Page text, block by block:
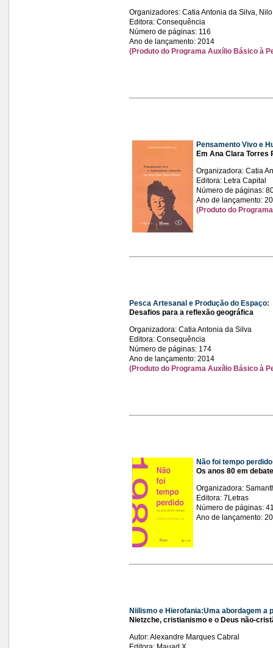
Organizadores: Catia Antonia da Silva,
Editora: Consequência
Número de páginas: 116
Ano de lançamento: 2014
(Produto do Programa Auxílio Básico à
Pensamento Vivo e
Em Ana Clara Torres
Organizadora: Catia
Editora: Letra Capital
Número de páginas:
Ano de lançamento:
(Produto do
Pesca Artesanal e Produção do Espaço:
Desafios para a reflexão geográfica
Organizadora: Catia Antonia da Silva
Editora: Consequência
Número de páginas: 174
Ano de lançamento: 2014
(Produto do Programa Auxílio Básico à
Não foi tempo perdido
Os anos 80 em debate
Organizadora:
Editora: 7Letras
Número de páginas:
Ano de lançamento:
Niilismo e Hierofania:Uma abordagem
Nietzche, cristianismo e o Deus não-
Autor: Alexandre Marques Cabral